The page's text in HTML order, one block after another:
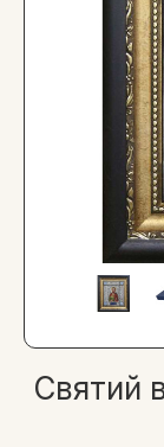
Святий